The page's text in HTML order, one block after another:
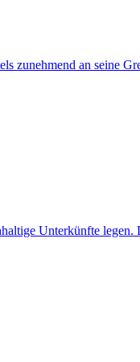
zunehmend an seine
Unterkünfte